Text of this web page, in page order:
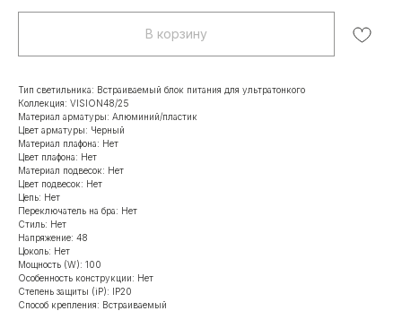
В корзину
Тип светильника: Встраиваемый блок питания для ультратонкого
Коллекция: VISION48/25
Материал арматуры: Алюминий/пластик
Цвет арматуры: Черный
Материал плафона: Нет
Цвет плафона: Нет
Материал подвесок: Нет
Цвет подвесок: Нет
Цепь: Нет
Переключатель на бра: Нет
Стиль: Нет
Напряжение: 48
Цоколь: Нет
Мощность (W): 100
Особенность конструкции: Нет
Степень защиты (iP): IP20
Способ крепления: Встраиваемый